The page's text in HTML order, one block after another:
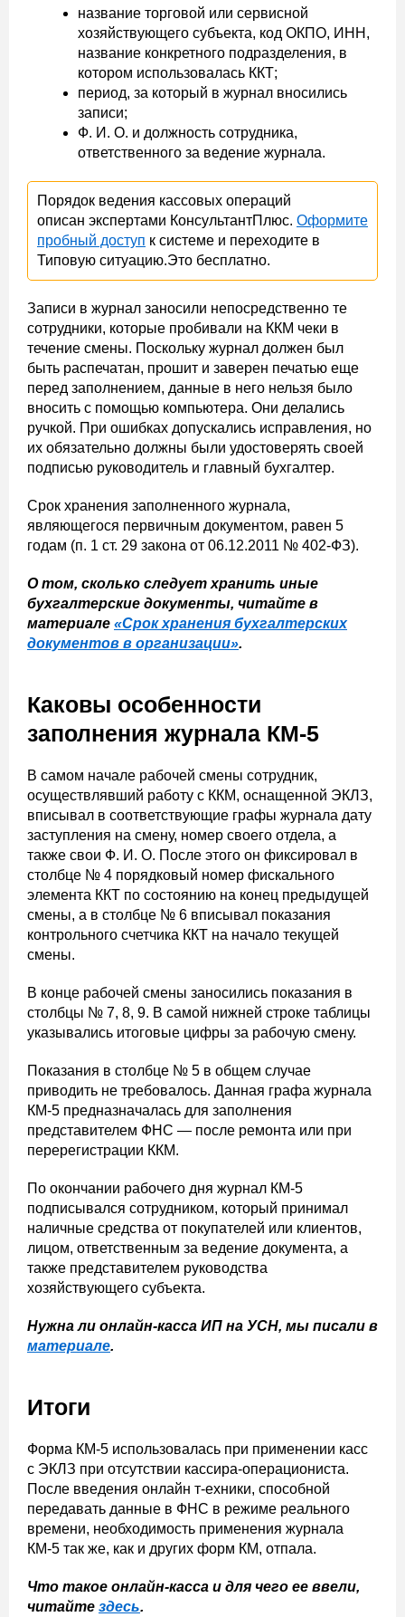
название торговой или сервисной
хозяйствующего субъекта, код ОКПО, ИНН,
название конкретного подразделения, в
котором использовалась ККТ;
период, за который в журнал вносились
записи;
Ф. И. О. и должность сотрудника,
ответственного за ведение журнала.
Порядок ведения кассовых операций
описан экспертами КонсультантПлюс. Оформите
пробный доступ к системе и переходите в
Типовую ситуацию.Это бесплатно.
Записи в журнал заносили непосредственно те
сотрудники, которые пробивали на ККМ чеки в
течение смены. Поскольку журнал должен был
быть распечатан, прошит и заверен печатью еще
перед заполнением, данные в него нельзя было
вносить с помощью компьютера. Они делались
ручкой. При ошибках допускались исправления, но
их обязательно должны были удостоверять своей
подписью руководитель и главный бухгалтер.
Срок хранения заполненного журнала,
являющегося первичным документом, равен 5
годам (п. 1 ст. 29 закона от 06.12.2011 № 402-ФЗ).
О том, сколько следует хранить иные
бухгалтерские документы, читайте в
материале «Срок хранения бухгалтерских
документов в организации».
Каковы особенности
заполнения журнала КМ-5
В самом начале рабочей смены сотрудник,
осуществлявший работу с ККМ, оснащенной ЭКЛЗ,
вписывал в соответствующие графы журнала дату
заступления на смену, номер своего отдела, а
также свои Ф. И. О. После этого он фиксировал в
столбце № 4 порядковый номер фискального
элемента ККТ по состоянию на конец предыдущей
смены, а в столбце № 6 вписывал показания
контрольного счетчика ККТ на начало текущей
смены.
В конце рабочей смены заносились показания в
столбцы № 7, 8, 9. В самой нижней строке таблицы
указывались итоговые цифры за рабочую смену.
Показания в столбце № 5 в общем случае
приводить не требовалось. Данная графа журнала
КМ-5 предназначалась для заполнения
представителем ФНС — после ремонта или при
перерегистрации ККМ.
По окончании рабочего дня журнал КМ-5
подписывался сотрудником, который принимал
наличные средства от покупателей или клиентов,
лицом, ответственным за ведение документа, а
также представителем руководства
хозяйствующего субъекта.
Нужна ли онлайн-касса ИП на УСН, мы писали в
материале.
Итоги
Форма КМ-5 использовалась при применении касс
с ЭКЛЗ при отсутствии кассира-операциониста.
После введения онлайн т-ехники, способной
передавать данные в ФНС в режиме реального
времени, необходимость применения журнала
КМ-5 так же, как и других форм КМ, отпала.
Что такое онлайн-касса и для чего ее ввели,
читайте здесь.